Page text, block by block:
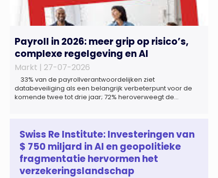
Payroll in 2026: meer grip op risico’s,
complexe regelgeving en AI
Markt | 27-07-2026
33% van de payrollverantwoordelijken ziet
databeveiliging als een belangrijk verbeterpunt voor de
komende twee tot drie jaar; 72% heroverweegt de
zich steeds vaker tot een zelfstandige bedrijfsfunctie: bij
43% van […]
Swiss Re Institute: Investeringen van
$ 750 miljard in AI en geopolitieke
fragmentatie hervormen het
verzekeringslandschap